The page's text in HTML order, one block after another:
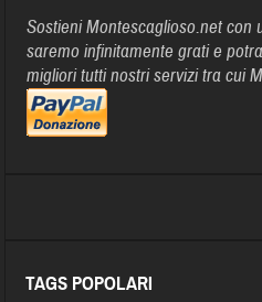
Sostieni Montescaglioso.net con
saremo infinitamente grati e
migliori tutti nostri servizi tra cui
TAGS POPOLARI